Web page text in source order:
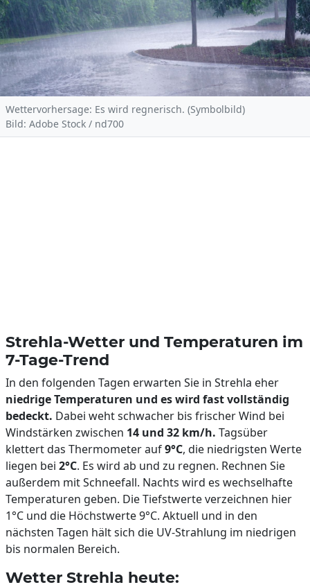
Wettervorhersage: Es wird regnerisch. (Symbolbild)
Bild: Adobe Stock / nd700
Strehla-Wetter und Temperaturen im
7-Tage-Trend
In den folgenden Tagen erwarten Sie in Strehla eher
niedrige Temperaturen und es wird fast vollständig
bedeckt. Dabei weht schwacher bis frischer Wind bei
Windstärken zwischen 14 und 32 km/h. Tagsüber
klettert das Thermometer auf9°C, die niedrigsten Werte
liegen bei 2°C. Es wird ab und zu regnen. Rechnen Sie
außerdem mit Schneefall. Nachts wird es wechselhafte
Temperaturen geben. Die Tiefstwerte verzeichnen hier
1°C und die Höchstwerte 9°C. Aktuell und in den
nächsten Tagen hält sich die UV-Strahlung im niedrigen
bis normalen Bereich.
Wetter Strehla heute: